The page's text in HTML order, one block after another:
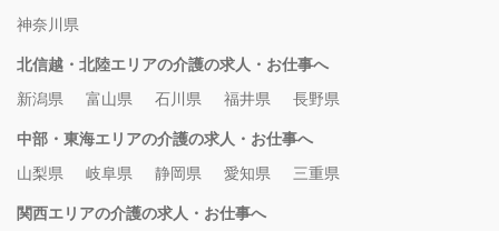
神奈川県
北信越・北陸エリアの介護の求人・お仕事へ
新潟県
富山県 石川県 福井県 長野県
中部・東海エリアの介護の求人・お仕事へ
山梨県
岐阜県 静岡県 愛知県 三重県
関西エリアの介護の求人・お仕事へ